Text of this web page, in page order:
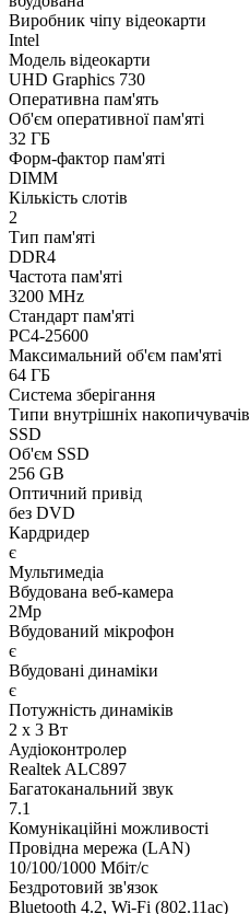
Виробник чіпу відеокарти
Intel
Модель відеокарти
UHD Graphics 730
Оперативна пам'ять
Об'єм оперативної пам'яті
32 ГБ
Форм-фактор пам'яті
DIMM
Кількість слотів
2
Тип пам'яті
DDR4
Частота пам'яті
3200 MHz
Стандарт пам'яті
PC4-25600
Максимальний об'єм пам'яті
64 ГБ
Система зберігання
Типи внутрішніх накопичувачів
SSD
Об'єм SSD
256 GB
Оптичний привід
без DVD
Кардридер
є
Мультимедіа
Вбудована веб-камера
2Mp
Вбудований мікрофон
є
Вбудовані динаміки
є
Потужність динаміків
2 x 3 Вт
Аудіоконтролер
Realtek ALC897
Багатоканальний звук
7.1
Комунікаційні можливості
Провідна мережа (LAN)
10/100/1000 Мбіт/с
Бездротовий зв'язок
Bluetooth 4.2, Wi-Fi (802.11ac)